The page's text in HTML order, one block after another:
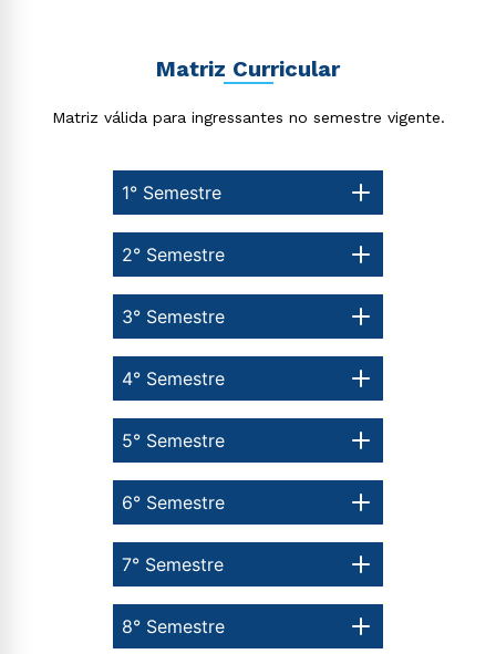
Matriz Curricular
Matriz válida para ingressantes no semestre vigente.
1° Semestre
8° Semestre
7° Semestre
6° Semestre
5° Semestre
4° Semestre
3° Semestre
2° Semestre